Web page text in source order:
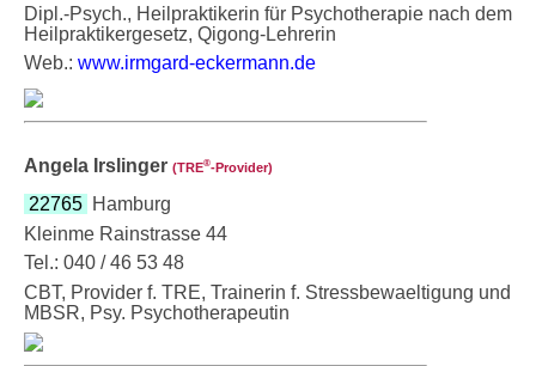
Dipl.-Psych., Heilpraktikerin für Psychotherapie nach dem
Heilpraktikergesetz, Qigong-Lehrerin
Web.: www.irmgard-eckermann.de
Angela Irslinger (TRE®‑Provider)
22765 Hamburg
Kleinme Rainstrasse 44
Tel.: 040 / 46 53 48
CBT, Provider f. TRE, Trainerin f. Stressbewaeltigung und
MBSR, Psy. Psychotherapeutin